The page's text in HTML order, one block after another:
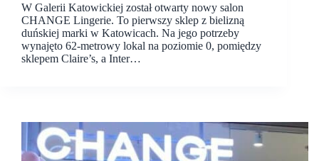
W Galerii Katowickiej został otwarty nowy salon
CHANGE Lingerie. To pierwszy sklep z bielizną
duńskiej marki w Katowicach. Na jego potrzeby
wynajęto 62-metrowy lokal na poziomie 0, pomiędzy
sklepem Claire’s, a Inter…